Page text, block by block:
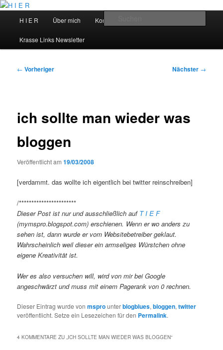
Zum
springenH I E R
H I E R Über mich Kontakt
Krasse Links Newsletter
Beitragsnavigation
← Vorheriger Nächster →
ich sollte man wieder was
bloggen
Veröffentlicht am19/03/2008
[verdammt. das wollte ich eigentlich bei twitter reinschreiben]
/***********************
Dieser Post ist nur und ausschließlich auf T I E F
(mymspro.blogspot.com) erschienen. Wenn er wo anders zu
sehen ist, dann wurde er vom Websitebetreiber geklaut.
Wahrscheinlich weil dieser ein armseliges Würstchen ohne
eigene Kreativität ist.
Wer es also versuchen will, wird von mir bei Google
angeschwärzt und muss mit einem Pagerank von 0 rechnen.
Dieser Eintrag wurde vonmsprounterblogblues,bloggen,twitter
veröffentlicht. Setze ein Lesezeichen für den Permalink.
4 KOMMENTARE ZU „ ICH SOLLTE MAN WIEDER WAS BLOGGEN“